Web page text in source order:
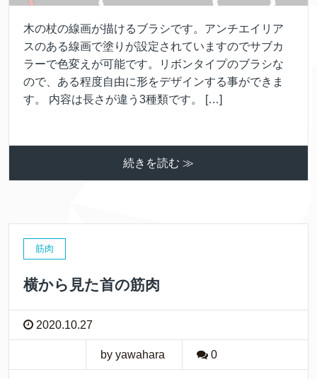
木の杖の線画が描けるブラシです。アンチエイリア
スのある線画で塗りが設定されていますのでサブカ
ラーで色変えが可能です。リボンタイプのブラシな
ので、ある程度自由に形をデザインする事ができま
す。 内容は長さが違う3種類です。 […]
続きを読む ≫
筋肉
横から見た首の筋肉
2020.10.27
by yawahara 0